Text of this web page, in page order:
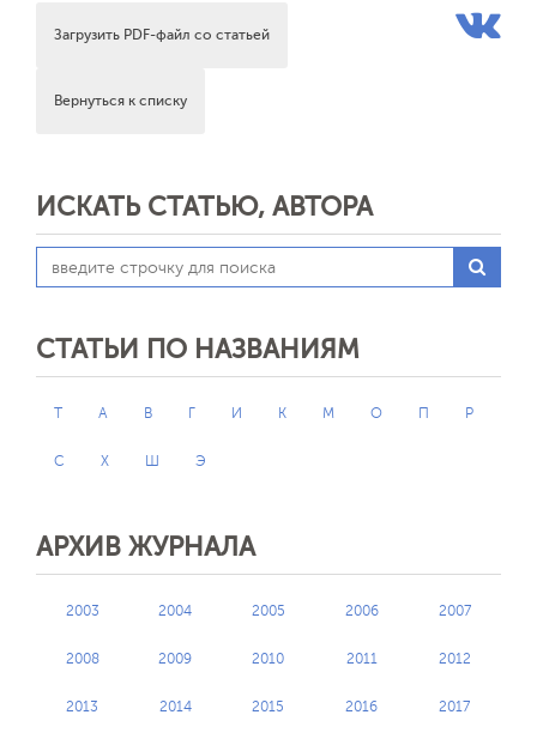
Загрузить PDF-файл со статьей
Вернуться к списку
ИСКАТЬ СТАТЬЮ, АВТОРА
СТАТЬИ ПО НАЗВАНИЯМ
T А В Г И К М О П Р
С Х Ш Э
АРХИВ ЖУРНАЛА
2003 2004 2005 2006 2007
2008 2009 2010 2011 2012
2013 2014 2015 2016 2017